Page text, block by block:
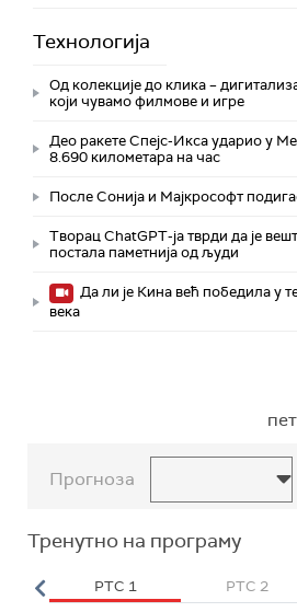
Технологијa
Од колекције до клика –
који чувамо филмове и игре
Део ракете Спејс-Икса ударио у
8.690 километара на час
После Сонија и Мајкрософт
Творац ChatGPT-ја тврди да је
постала паметнија од људи
Да ли је Кина већ победила у
века
Прогноза
Тренутно на програму
РТС 1 РТС 2